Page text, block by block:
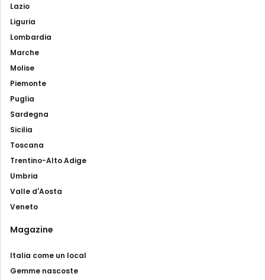
Lazio
Liguria
Lombardia
Marche
Molise
Piemonte
Puglia
Sardegna
Sicilia
Toscana
Trentino-Alto Adige
Umbria
Valle d'Aosta
Veneto
Magazine
Italia come un local
Gemme nascoste